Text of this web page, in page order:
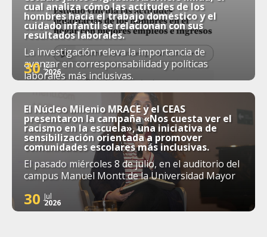
cual analiza cómo las actitudes de los
hombres hacia el trabajo doméstico y el
cuidado infantil se relacionan con sus
resultados laborales.
La investigación releva la importancia de
avanzar en corresponsabilidad y políticas
laborales más inclusivas.
30 Jul
2026
El Núcleo Milenio MRACE y el CEAS
presentaron la campaña «Nos cuesta ver el
racismo en la escuela», una iniciativa de
sensibilización orientada a promover
comunidades escolares más inclusivas.
El pasado miércoles 8 de julio, en el auditorio del
campus Manuel Montt de la Universidad Mayor
30 Jul
2026